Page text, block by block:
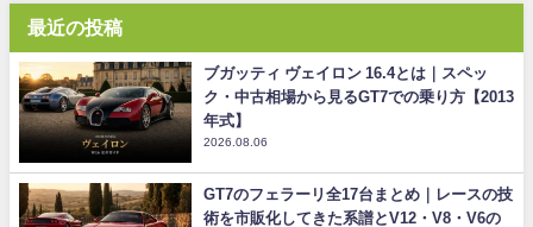
最近の投稿
ブガッティ ヴェイロン 16.4とは｜スペッ
ク・中古相場から見るGT7での乗り方【2013
年式】
2026.08.06
GT7のフェラーリ全17台まとめ｜レースの技
術を市販化してきた系譜とV12・V8・V6の